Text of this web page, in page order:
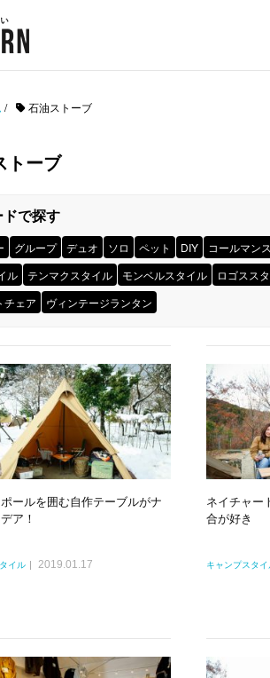
/ 石油ストーブ
トーブ
で探す
グループ デュオ ソロ ペット DIY
コールマン
ル
テンマクスタイル モンベルスタイル
ロゴスス
チェア
ヴィンテージランタン
ールを囲む自作テーブルがナ
ア！
イル 2019.01.17
ネイチャー
合が好き
キャンプスタイ